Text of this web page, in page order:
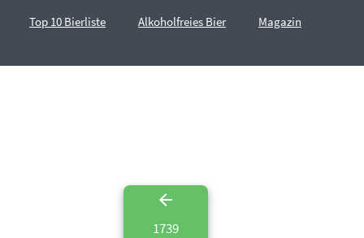
Top 10 Bierliste Alkoholfreies Bier Magazin
1739